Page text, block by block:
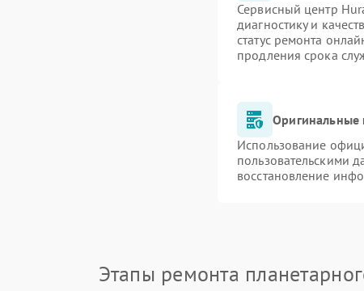
Сервисный центр
диагностику и
статус ремонта
продления срока
Оригинальные
Использование
пользовательскими
восстановление
Этапы ремонта